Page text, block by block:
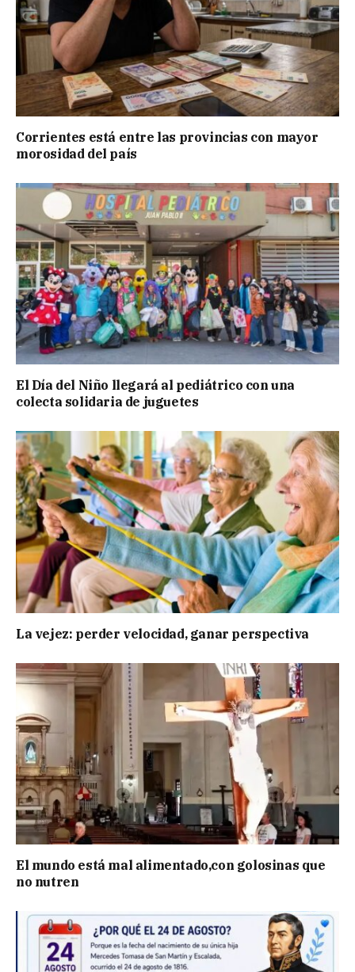
Corrientes está entre las provincias con mayor
morosidad del país
El Día del Niño llegará al pediátrico con una
colecta solidaria de juguetes
La vejez: perder velocidad, ganar perspectiva
El mundo está mal alimentado,con golosinas que
no nutren